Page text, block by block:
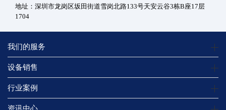
地址：深圳市龙岗区坂田街道雪岗北路133号天安云谷3栋B座17层
1704
我们的服务
设备销售
行业案例
资讯中心